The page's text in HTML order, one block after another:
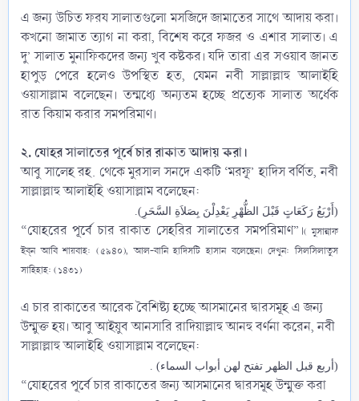
এ জন্য উচিত ফরয সালাতগুলো মসজিদে জামাতের সাথে আদায় করা।
কখনো জামাত ত্যাগ না করা, বিশেষ করে ফজর ও এশার সালাত। এ
দু’ সালাত মুনাফিকদের জন্য খুব কষ্টকর। যদি তারা এর সওয়াব জানত
হাপুড় পেরে হলেও উপস্থিত হত, যেমন নবী সাল্লাল্লাহু আলাইহি
ওয়াসাল্লাম‎ বলেছেন। তন্মধ্যে অন্যতম হচ্ছে প্রত্যেক সালাত অর্ধেক
রাত কিয়াম করার সমপরিমাণ।​
২. যোহর সালাতের পূর্বে চার রাকাত আদায় করা।
আবু সালেহ রহ. থেকে মুরসাল সনদে একটি ‘মরফূ’ হাদিস বর্ণিত, নবী
সাল্লাল্লাহু আলাইহি ওয়াসাল্লাম‎ বলেছেন:​
(أَرْبَعُ رَكَعَاتٍ قَبْلَ الظُّهْرِ يَعْدِلْنَ بِصَلاَةِ السَّحَرِ).
“যোহরের পূর্বে চার রাকাত সেহরির সালাতের সমপরিমাণ”।( মুসান্নাফ
ইব্‌ন আবি শায়বাহ: (৫৯৪০), আল-বানি হাদিসটি হাসান বলেছেন। দেখুন: সিলসিলাতুস
সাহিহাহ: (১৪৩১)
এ চার রাকাতের আরেক বৈশিষ্ট্য হচ্ছে আসমানের দ্বারসমূহ এ জন্য
উন্মুক্ত হয়। আবু আইয়ুব আনসারি ‎রাদিয়াল্লাহু আনহু বর্ণনা করেন, নবী
সাল্লাল্লাহু আলাইহি ওয়াসাল্লাম‎ বলেছেন:
(أربع قبل الظهر تفتح لهن أبواب السماء) .
“যোহরের পূর্বে চার রাকাতের জন্য আসমানের দ্বারসমূহ উন্মুক্ত করা